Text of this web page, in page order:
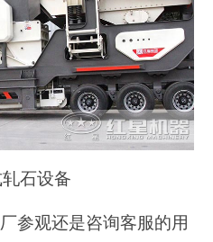
石设备
参观还是咨询客服的用